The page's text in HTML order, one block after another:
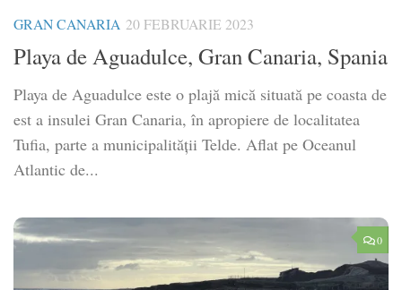
GRAN CANARIA 20 FEBRUARIE 2023
Playa de Aguadulce, Gran Canaria, Spania
Playa de Aguadulce este o plajă mică situată pe coasta de
est a insulei Gran Canaria, în apropiere de localitatea
Tufia, parte a municipalităţii Telde. Aflat pe Oceanul
Atlantic de...
0